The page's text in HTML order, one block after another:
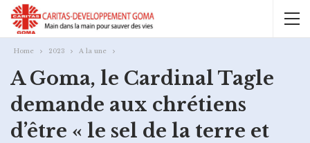
Home 2023 A la une
A Goma, le Cardinal Tagle
demande aux chrétiens
d’être « le sel de la terre et